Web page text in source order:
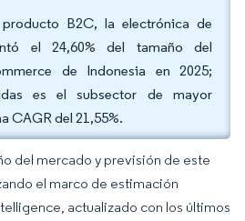
B2C, la electrónica de
el 24,60% del tamaño del
de Indonesia en 2025;
es el subsector de mayor
CAGR del 21,55%.
del mercado y previsión de este
el marco de estimación
actualizado con los últimos